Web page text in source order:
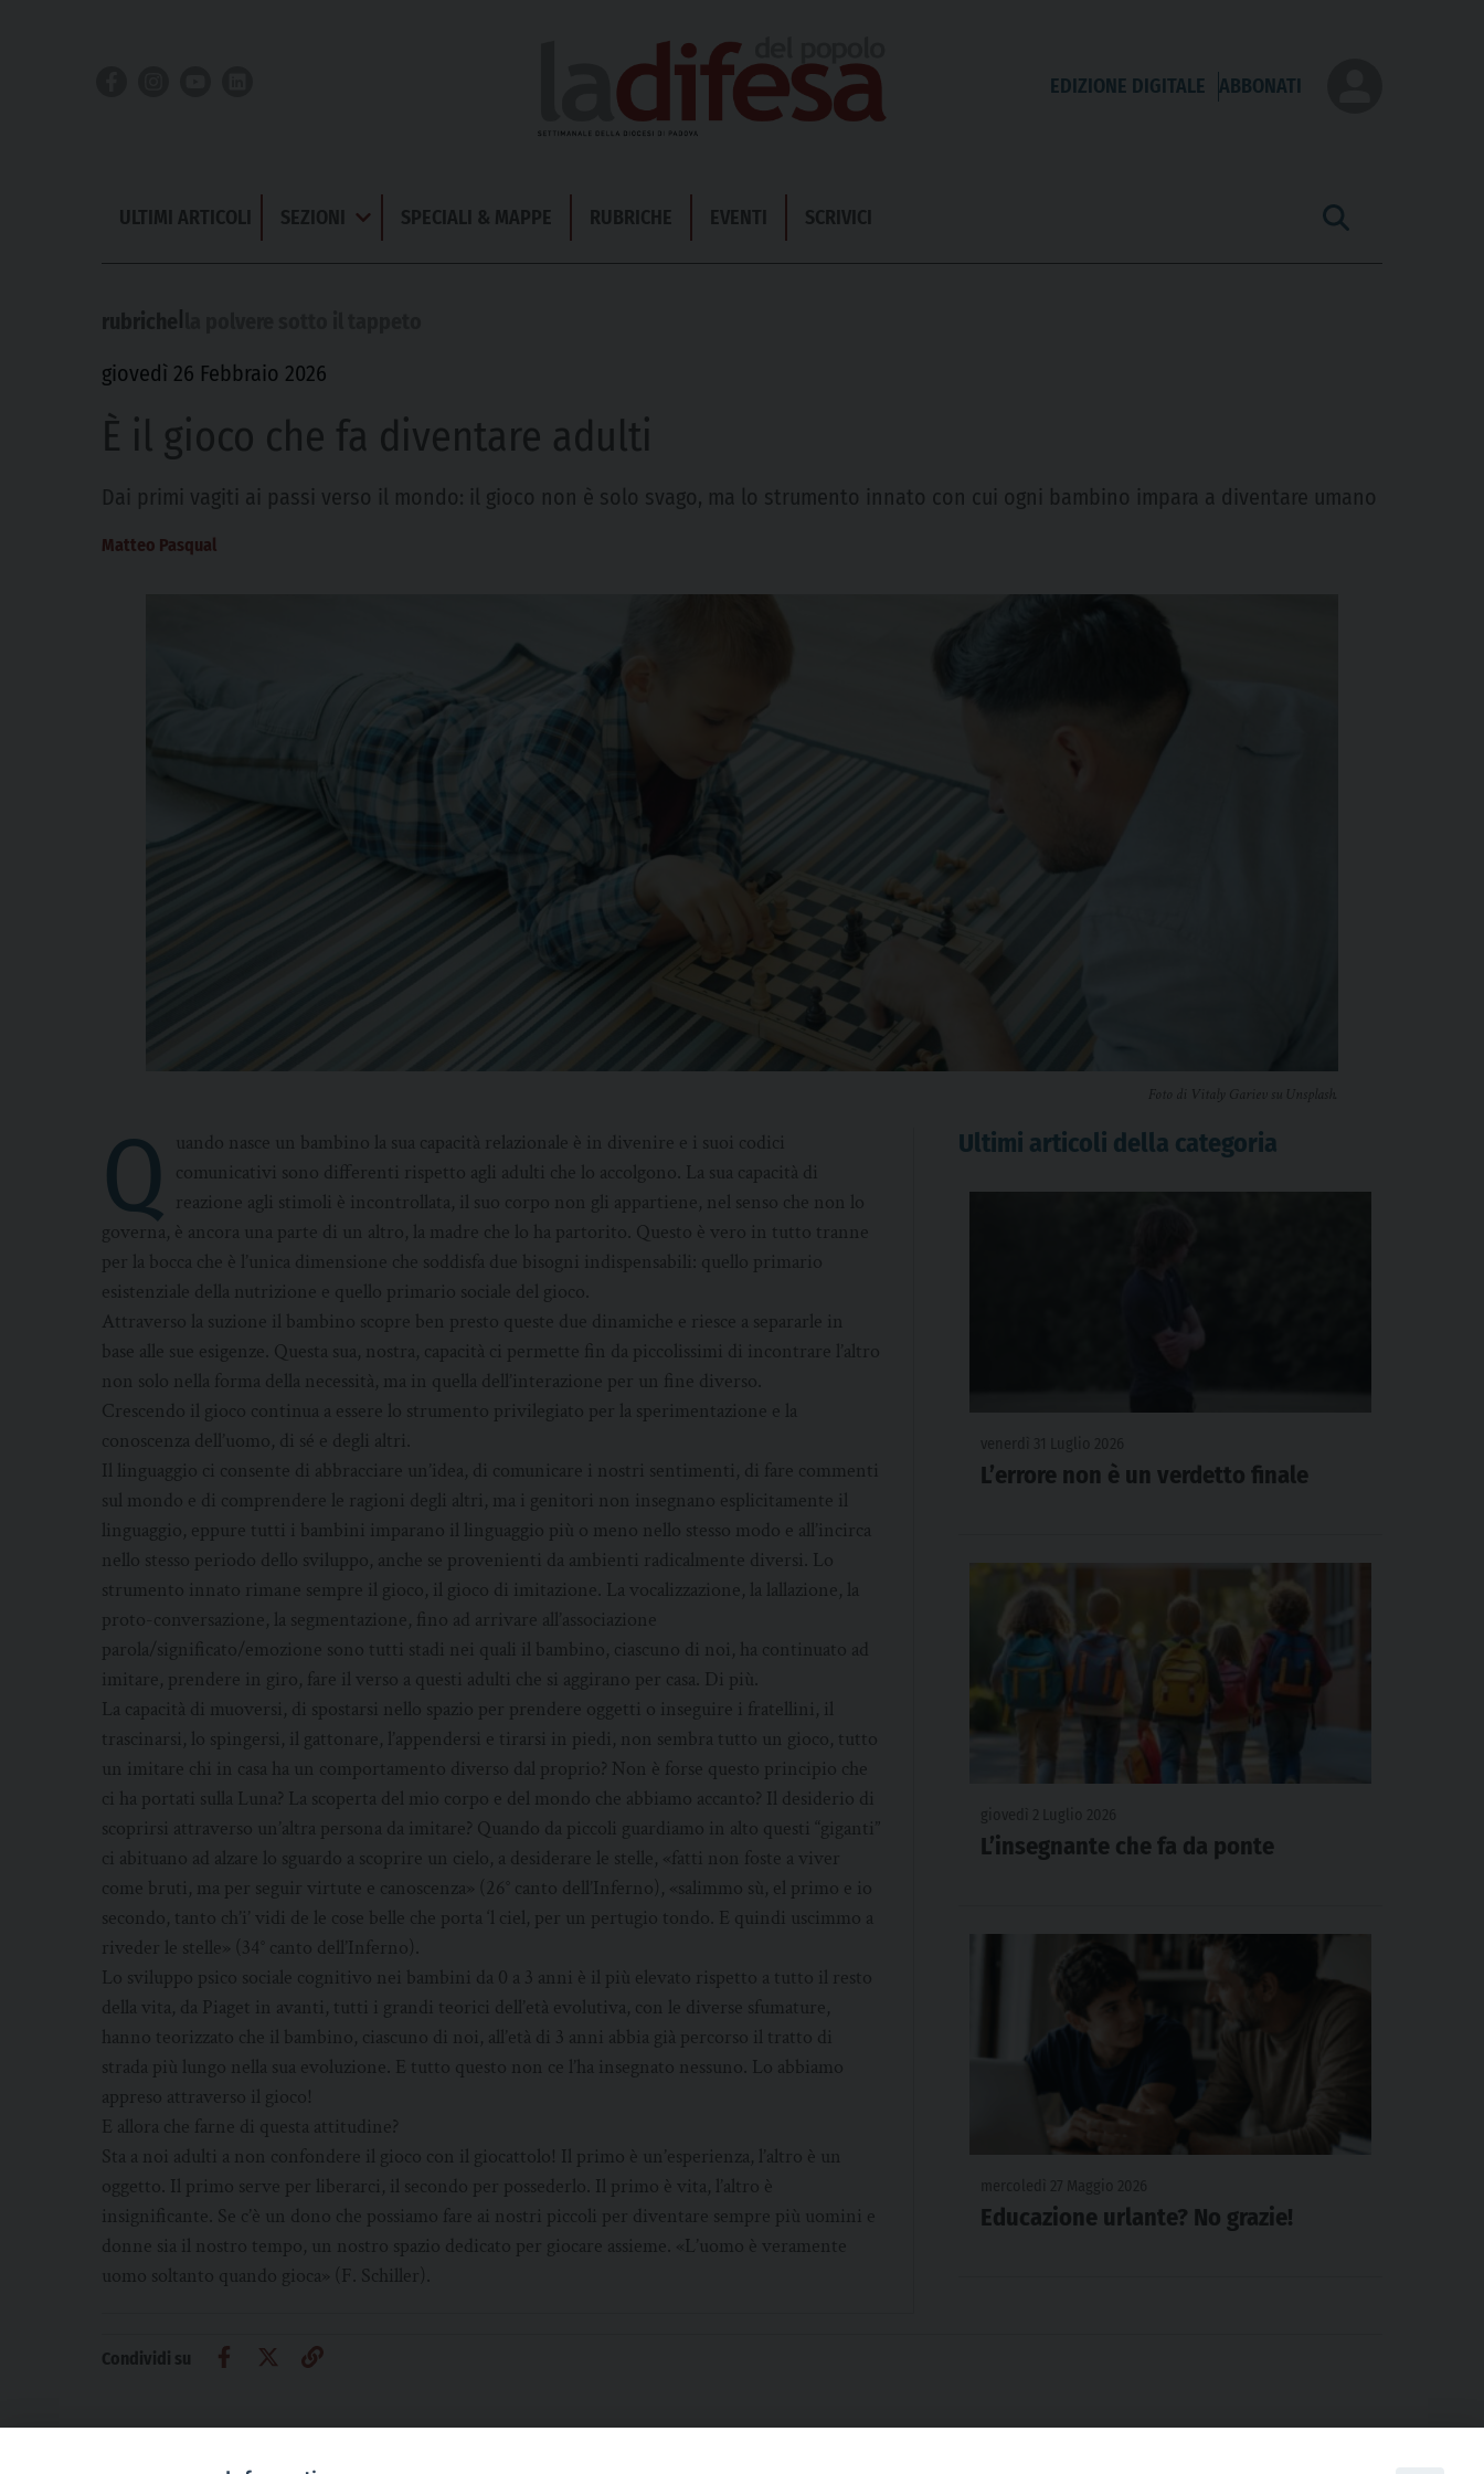
EDIZIONE DIGITALE ABBONATI
ULTIMI ARTICOLI SEZIONI
Apri
Menu
SPECIALI & MAPPE RUBRICHE EVENTI SCRIVICI
giovedì 26 Febbraio 2026
È il gioco che fa diventare adulti
Dai primi vagiti ai passi verso il mondo: il gioco non è solo svago, ma lo strumento innato con cui ogni bambino impara a diventare umano
Matteo Pasqual
Foto di Vitaly Gariev su Unsplash.
Q
uando nasce un bambino la sua capacità relazionale è in divenire e i suoi codici
comunicativi sono differenti rispetto agli adulti che lo accolgono. La sua capacità di
reazione agli stimoli è incontrollata, il suo corpo non gli appartiene, nel senso che non lo
governa, è ancora una parte di un altro, la madre che lo ha partorito. Questo è vero in tutto tranne
per la bocca che è l’unica dimensione che soddisfa due bisogni indispensabili: quello primario
esistenziale della nutrizione e quello primario sociale del gioco.
Attraverso la suzione il bambino scopre ben presto queste due dinamiche e riesce a separarle in
base alle sue esigenze. Questa sua, nostra, capacità ci permette fin da piccolissimi di incontrare l’altro
non solo nella forma della necessità, ma in quella dell’interazione per un fine diverso.
Crescendo il gioco continua a essere lo strumento privilegiato per la sperimentazione e la
conoscenza dell’uomo, di sé e degli altri.
Il linguaggio ci consente di abbracciare un’idea, di comunicare i nostri sentimenti, di fare commenti
sul mondo e di comprendere le ragioni degli altri, ma i genitori non insegnano esplicitamente il
linguaggio, eppure tutti i bambini imparano il linguaggio più o meno nello stesso modo e all’incirca
nello stesso periodo dello sviluppo, anche se provenienti da ambienti radicalmente diversi. Lo
strumento innato rimane sempre il gioco, il gioco di imitazione. La vocalizzazione, la lallazione, la
proto-conversazione, la segmentazione, fino ad arrivare all’associazione
parola/significato/emozione sono tutti stadi nei quali il bambino, ciascuno di noi, ha continuato ad
imitare, prendere in giro, fare il verso a questi adulti che si aggirano per casa. Di più.
La capacità di muoversi, di spostarsi nello spazio per prendere oggetti o inseguire i fratellini, il
trascinarsi, lo spingersi, il gattonare, l’appendersi e tirarsi in piedi, non sembra tutto un gioco, tutto
un imitare chi in casa ha un comportamento diverso dal proprio? Non è forse questo principio che
ci ha portati sulla Luna? La scoperta del mio corpo e del mondo che abbiamo accanto? Il desiderio di
scoprirsi attraverso un’altra persona da imitare? Quando da piccoli guardiamo in alto questi “giganti”
ci abituano ad alzare lo sguardo a scoprire un cielo, a desiderare le stelle, «fatti non foste a viver
come bruti, ma per seguir virtute e canoscenza» (26° canto dell’Inferno), «salimmo sù, el primo e io
secondo, tanto ch’i’ vidi de le cose belle che porta ‘l ciel, per un pertugio tondo. E quindi uscimmo a
riveder le stelle» (34° canto dell’Inferno).
Lo sviluppo psico sociale cognitivo nei bambini da 0 a 3 anni è il più elevato rispetto a tutto il resto
della vita, da Piaget in avanti, tutti i grandi teorici dell’età evolutiva, con le diverse sfumature,
hanno teorizzato che il bambino, ciascuno di noi, all’età di 3 anni abbia già percorso il tratto di
strada più lungo nella sua evoluzione. E tutto questo non ce l’ha insegnato nessuno. Lo abbiamo
appreso attraverso il gioco!
E allora che farne di questa attitudine?
Sta a noi adulti a non confondere il gioco con il giocattolo! Il primo è un’esperienza, l’altro è un
oggetto. Il primo serve per liberarci, il secondo per possederlo. Il primo è vita, l’altro è
insignificante. Se c’è un dono che possiamo fare ai nostri piccoli per diventare sempre più uomini e
donne sia il nostro tempo, un nostro spazio dedicato per giocare assieme. «L’uomo è veramente
uomo soltanto quando gioca» (F. Schiller).
Ultimi articoli della categoria
L’errore non è un verdetto finale
L’insegnante che fa da ponte
Educazione urlante? No grazie!
Condividi su